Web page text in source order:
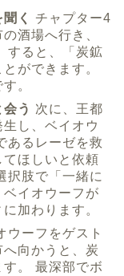
く
チャプター4
酒場へ行き、
すると、「炭鉱
ができます。
。
う 次に、王都
し、ベイオウ
あるレーゼを救
ほしいと依頼
択肢で「一緒に
イオウーフが
加わります。
ウーフをゲスト
向かうと、炭
。 最深部でボ